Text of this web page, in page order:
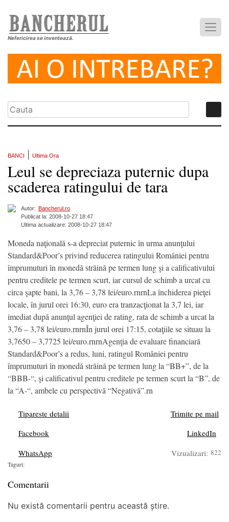
Nefericirea se inventează.
BANCI Ultima Ora
Leul se depreciaza puternic dupa
scaderea ratingului de tara
Autor: Bancherul.ro
Publicat la: 2008-10-27 18:47
Ultima actualizare: 2008-10-27 18:47
Moneda naţională s-a depreciat puternic în urma anunţului
Standard&Poor’s privind reducerea ratingului României pentru
împrumuturi în monedă străină pe termen lung şi a calificativului
pentru creditele pe termen scurt, iar cursul de schimb a urcat cu
circa şapte bani, la 3,76 – 3,78 lei/euro.rnrnLa închiderea pieţei
locale, în jurul orei 16:30, euro era tranzacţionat la 3,7 lei, iar
imediat după anunţul agenţiei de rating, rata de schimb a urcat la
3,76 – 3,78 lei/euro.rnrnÎn jurul orei 17:15, cotaţiile se situau la
3,7650 – 3,7725 lei/euro.rnrnAgenţia de evaluare financiară
Standard&Poor’s a redus, luni, ratingul României pentru
împrumuturi în monedă străină pe termen lung la “BB+”, de la
“BBB-“, şi calificativul pentru creditele pe termen scurt la “B”, de
la “A-“, ambele cu perspectivă “Negativă”.rn
Tipareste detalii
Trimite pe mail
Facebook
LinkedIn
WhatsApp
Vizualizari: 822
Taguri:
Comentarii
Nu există comentarii pentru această știre.